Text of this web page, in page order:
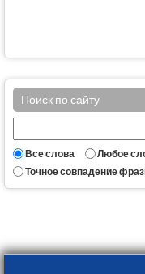
Поиск по сайту
Все слова
Любое
Точное совпадение